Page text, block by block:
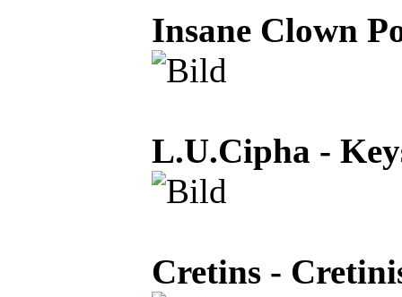
Insane Clown
L.U.Cipha -
Cretins -